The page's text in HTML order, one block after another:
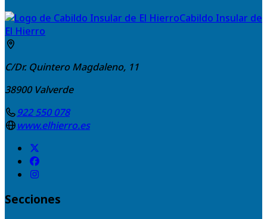
Cabildo Insular de
El Hierro
C/Dr. Quintero Magdaleno, 11
38900 Valverde
922 550 078
www.elhierro.es
Secciones